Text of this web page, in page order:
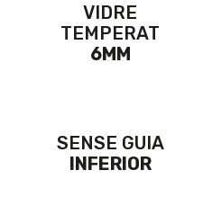
VIDRE
TEMPERAT
6MM
SENSE GUIA
INFERIOR